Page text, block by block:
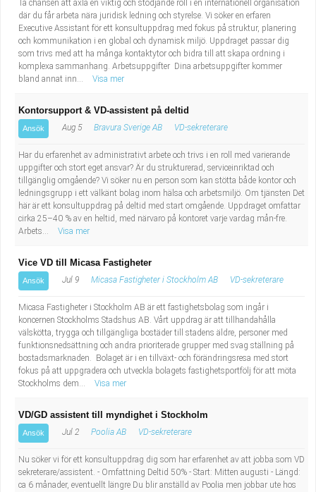
Ta chansen att axla en viktig och stödjande roll i en internationell organisation
där du får arbeta nära juridisk ledning och styrelse. Vi söker en erfaren
Executive Assistant för ett konsultuppdrag med fokus på struktur, planering
och kommunikation i en global och dynamisk miljö. Uppdraget passar dig
som trivs med att ha många kontaktytor och bidra till att skapa ordning i
komplexa sammanhang. Arbetsuppgifter Dina arbetsuppgifter kommer
bland annat inn...
Visa mer
Kontorsupport & VD-assistent på deltid
Ansök Aug 5 Bravura Sverige AB VD-sekreterare
Har du erfarenhet av administrativt arbete och trivs i en roll med varierande
uppgifter och stort eget ansvar? Är du strukturerad, serviceinriktad och
tillgänglig omgående? Vi söker nu en person som kan stötta både kontor och
ledningsgrupp i ett välkänt bolag inom hälsa och arbetsmiljö. Om tjänsten Det
här är ett konsultuppdrag på deltid med start omgående. Uppdraget omfattar
cirka 25–40 % av en heltid, med närvaro på kontoret varje vardag mån-fre.
Arbets...
Visa mer
Vice VD till Micasa Fastigheter
Ansök Jul 9 Micasa Fastigheter i Stockholm AB VD-sekreterare
Micasa Fastigheter i Stockholm AB är ett fastighetsbolag som ingår i
koncernen Stockholms Stadshus AB. Vårt uppdrag är att tillhandahålla
välskötta, trygga och tillgängliga bostäder till stadens äldre, personer med
funktionsnedsättning och andra prioriterade grupper med svag ställning på
bostadsmarknaden. Bolaget är i en tillväxt- och förändringsresa med stort
fokus på att uppgradera och utveckla bolagets fastighetsportfölj för att möta
Stockholms dem...
Visa mer
VD/GD assistent till myndighet i Stockholm
Ansök Jul 2 Poolia AB VD-sekreterare
Nu söker vi för ett konsultuppdrag dig som har erfarenhet av att jobba som VD
sekreterare/assistent. - Omfattning Deltid 50% - Start: Mitten augusti - Längd:
ca 6 månader, eventuellt längre Du blir anställd av Poolia men jobbar ute hos